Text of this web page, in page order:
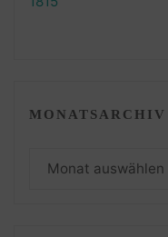
MONATSARCHIV